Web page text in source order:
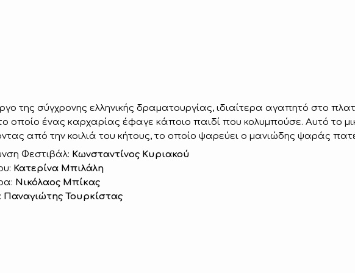
της σύγχρονης ελληνικής δραματουργίας, ιδιαίτερα αγαπητό στο
οποίο ένας καρχαρίας έφαγε κάποιο παιδί που κολυμπούσε. Αυτό το
από την κοιλιά του κήτους, το οποίο ψαρεύει ο μανιώδης ψαράς
Φεστιβάλ: Κωνσταντίνος Κυριακού
Κατερίνα Μπιλάλη
Νικόλαος Μπίκας
Παναγιώτης Τουρκίστας